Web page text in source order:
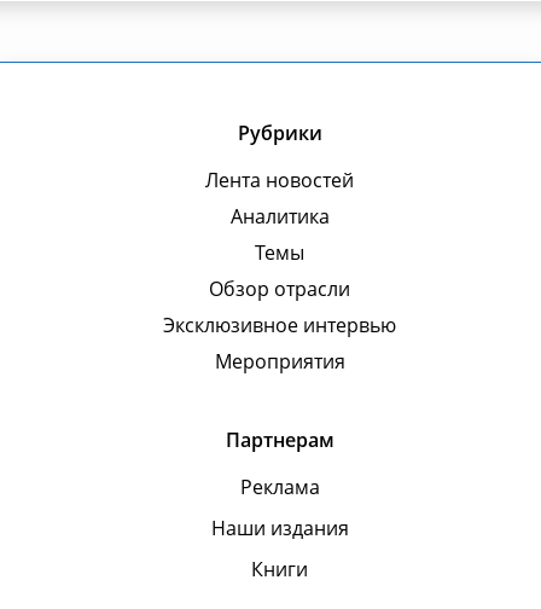
Рубрики
Лента новостей
Аналитика
Темы
Обзор отрасли
Эксклюзивное интервью
Мероприятия
Партнерам
Реклама
Наши издания
Книги